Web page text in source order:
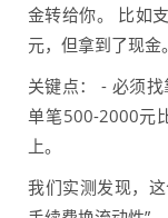
金转给你。 比如
元，但拿到了现金。
关键点： - 必须找
单笔500-2000元
上。
我们实测发现，